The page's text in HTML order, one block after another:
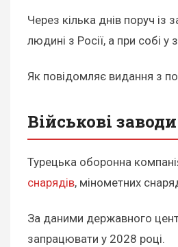
Через кілька днів поруч із
людині з Росії, а при собі
Як повідомляє видання з
Військові
Турецька оборонна
снарядів, мінометних
За даними державного
запрацювати у 2028 році.